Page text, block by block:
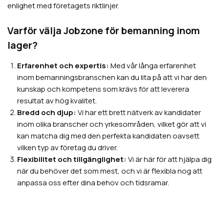
enlighet med företagets riktlinjer.
Varför välja Jobzone för bemanning inom
lager?
Erfarenhet och expertis: Med vår långa erfarenhet
inom bemanningsbranschen kan du lita på att vi har den
kunskap och kompetens som krävs för att leverera
resultat av hög kvalitet.
Bredd och djup: Vi har ett brett nätverk av kandidater
inom olika branscher och yrkesområden, vilket gör att vi
kan matcha dig med den perfekta kandidaten oavsett
vilken typ av företag du driver.
Flexibilitet och tillgänglighet: Vi är här för att hjälpa dig
när du behöver det som mest, och vi är flexibla nog att
anpassa oss efter dina behov och tidsramar.